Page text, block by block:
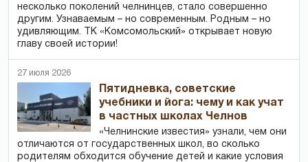
несколько поколений челнинцев, стало совершенно
другим. Узнаваемым – но современным. Родным – но
удивляющим. ТК «Комсомольский» открывает новую
главу своей истории!
27 июля 2026
Пятидневка, советские
учебники и йога: чему и как учат
в частных школах Челнов
«Челнинские известия» узнали, чем они
отличаются от государственных школ, во сколько
родителям обходится обучение детей и какие условия